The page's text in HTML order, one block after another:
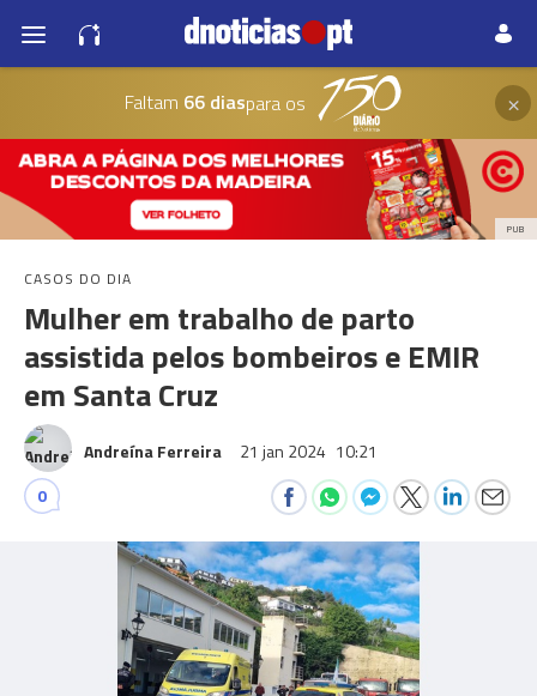
Faltam 66 diaspara os ×
PUB
CASOS DO DIA
Mulher em trabalho de parto
assistida pelos bombeiros e EMIR
em Santa Cruz
Andreína Ferreira 21 jan 2024 10:21
0